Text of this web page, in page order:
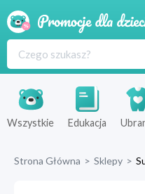
Wszystkie Edukacja
Strona Główna > Sklepy >